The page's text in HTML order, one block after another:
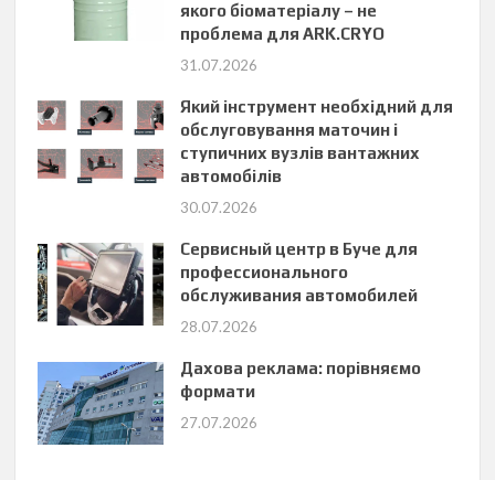
якого біоматеріалу – не
проблема для ARK.CRYO
31.07.2026
Який інструмент необхідний для
обслуговування маточин і
ступичних вузлів вантажних
автомобілів
30.07.2026
Сервисный центр в Буче для
профессионального
обслуживания автомобилей
28.07.2026
Дахова реклама: порівняємо
формати
27.07.2026